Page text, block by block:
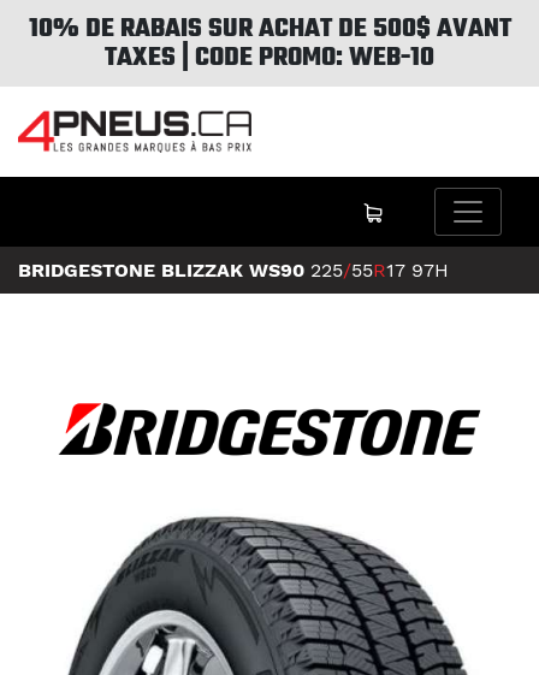
10% DE RABAIS SUR ACHAT DE 500$ AVANT
TAXES | CODE PROMO: WEB-10
BRIDGESTONE BLIZZAK WS90 225/55R17 97H